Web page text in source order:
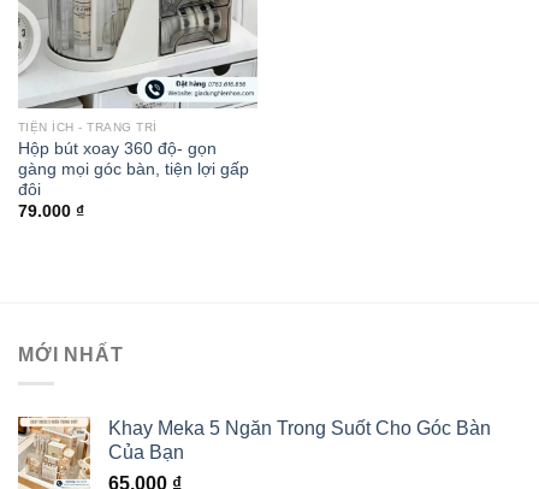
TIỆN ÍCH - TRANG TRÍ
Hộp bút xoay 360 độ- gọn
gàng mọi góc bàn, tiện lợi gấp
đôi
79.000 ₫
MỚI NHẤT
Khay Meka 5 Ngăn Trong Suốt Cho Góc Bàn
Của Bạn
65.000 ₫